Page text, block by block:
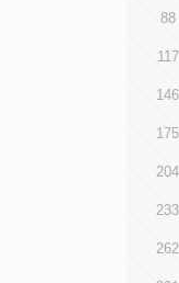
88
117
146
175
204
233
262